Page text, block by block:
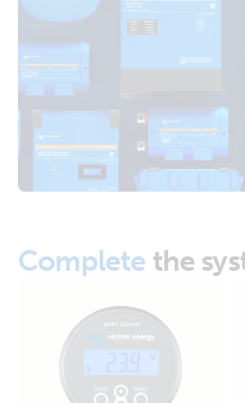
Certificate RED EN 300 328 -
Certificate Safety EN/IEC 62109-1 -
MPPT 100/50, 150/35 & 150/45
Certificate Safety IEC 62109-1 - AS/
SmartSolar MPPT 100/50 & 150/35 &
Declaration of Conformity -
Declaration of Conformity -
SmartSolar MPPT 150-45.PT07
SmartSolar MPPT 150-45.PT08
Complete the